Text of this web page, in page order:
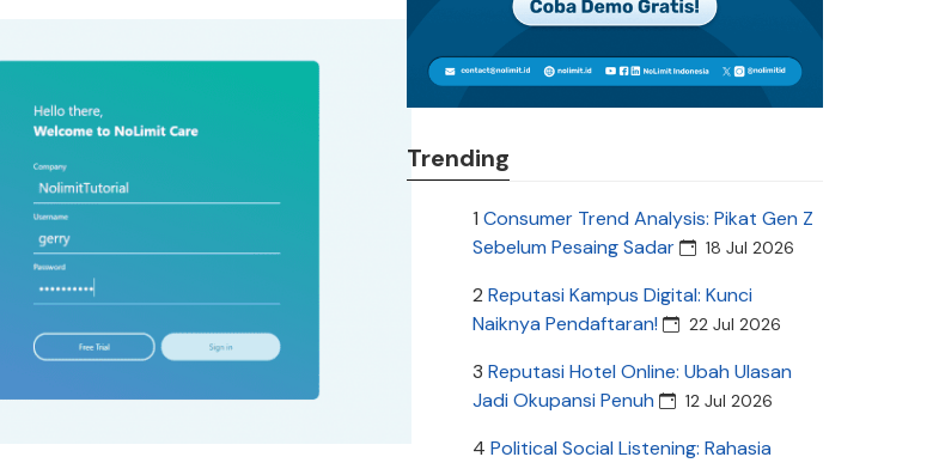
Trending
1 Consumer Trend Analysis: Pikat Gen Z
Sebelum Pesaing Sadar
18 Jul 2026
2 Reputasi Kampus Digital: Kunci
Naiknya Pendaftaran!
22 Jul 2026
3 Reputasi Hotel Online: Ubah Ulasan
Jadi Okupansi Penuh
12 Jul 2026
4 Political Social Listening: Rahasia